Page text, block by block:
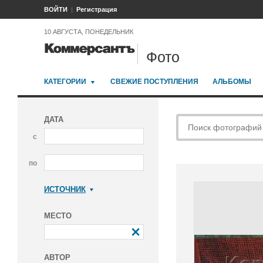
ВОЙТИ Регистрация
10 АВГУСТА, ПОНЕДЕЛЬНИК
Фото
КАТЕГОРИИ СВЕЖИЕ ПОСТУПЛЕНИЯ АЛЬБОМЫ
ДАТА
с
по
ИСТОЧНИК
МЕСТО
АВТОР